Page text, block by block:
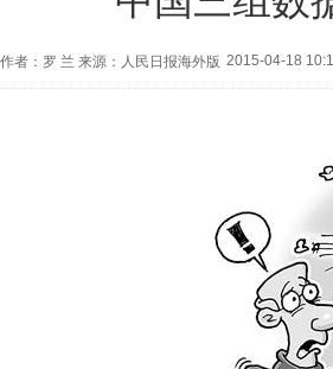
作者：罗 兰 来源：人民日报海外版 2015-04-18